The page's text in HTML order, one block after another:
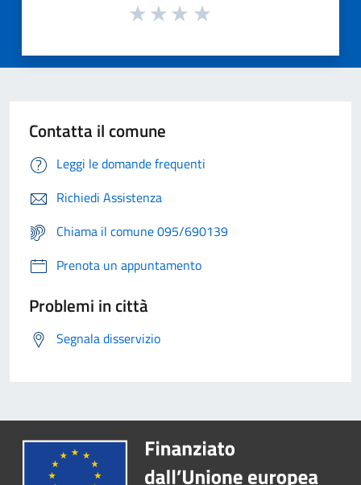
Contatta il comune
Leggi le domande frequenti
Richiedi Assistenza
Chiama il comune 095/690139
Prenota un appuntamento
Problemi in città
Segnala disservizio